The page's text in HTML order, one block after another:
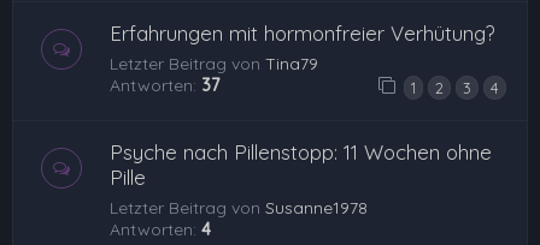
Erfahrungen mit hormonfreier Verhütung?
Letzter Beitrag von Tina79
Antworten: 37 1 2 3 4
Psyche nach Pillenstopp: 11 Wochen ohne
Pille
Letzter Beitrag von Susanne1978
Antworten: 4